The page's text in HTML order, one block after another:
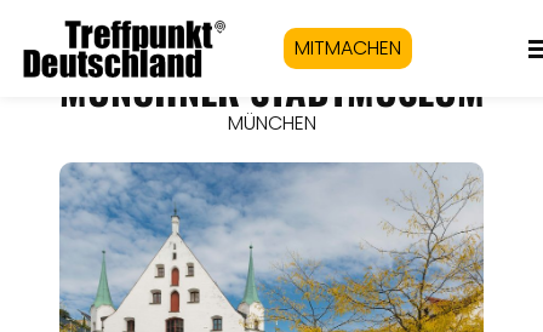
MITMACHEN
MÜNCHNER STADTMUSEUM
MÜNCHEN